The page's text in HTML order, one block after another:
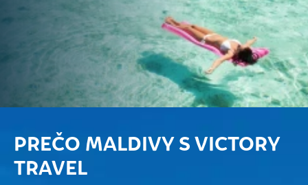
PREČO MALDIVY S VICTORY
TRAVEL